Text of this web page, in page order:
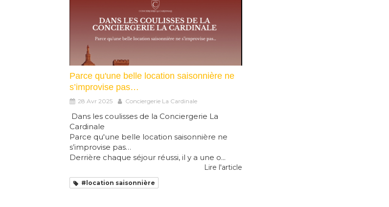
Parce qu'une belle location saisonnière ne
s’improvise pas…
28 Avr 2025 Conciergerie La Cardinale
Dans les coulisses de la Conciergerie La
Cardinale
Parce qu'une belle location saisonnière ne
s’improvise pas…
Derrière chaque séjour réussi, il y a une o...
Lire l'article
#location saisonnière